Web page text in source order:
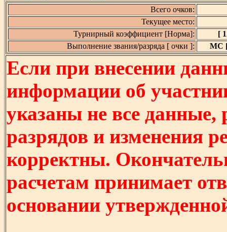
Всего очков:
Текущее место:
Турнирный коэффициент [Норма]:
[
Выполнение звания/разряда [ очки ]:
МС [
Если при внесении
информации об
указаны не все
разрядов и изменения
корректны.
расчетам принимает
основании